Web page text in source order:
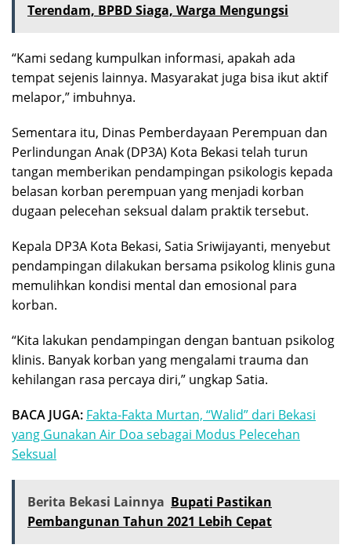
Terendam, BPBD Siaga, Warga Mengungsi
“Kami sedang kumpulkan informasi, apakah ada
tempat sejenis lainnya. Masyarakat juga bisa ikut aktif
melapor,” imbuhnya.
Sementara itu, Dinas Pemberdayaan Perempuan dan
Perlindungan Anak (DP3A) Kota Bekasi telah turun
tangan memberikan pendampingan psikologis kepada
belasan korban perempuan yang menjadi korban
dugaan pelecehan seksual dalam praktik tersebut.
Kepala DP3A Kota Bekasi, Satia Sriwijayanti, menyebut
pendampingan dilakukan bersama psikolog klinis guna
memulihkan kondisi mental dan emosional para
korban.
“Kita lakukan pendampingan dengan bantuan psikolog
klinis. Banyak korban yang mengalami trauma dan
kehilangan rasa percaya diri,” ungkap Satia.
BACA JUGA: Fakta-Fakta Murtan, “Walid” dari Bekasi
yang Gunakan Air Doa sebagai Modus Pelecehan
Seksual
Berita Bekasi Lainnya Bupati Pastikan
Pembangunan Tahun 2021 Lebih Cepat